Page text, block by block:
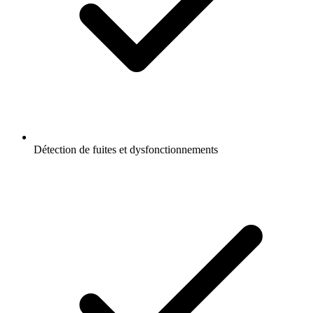
Détection de fuites et dysfonctionnements